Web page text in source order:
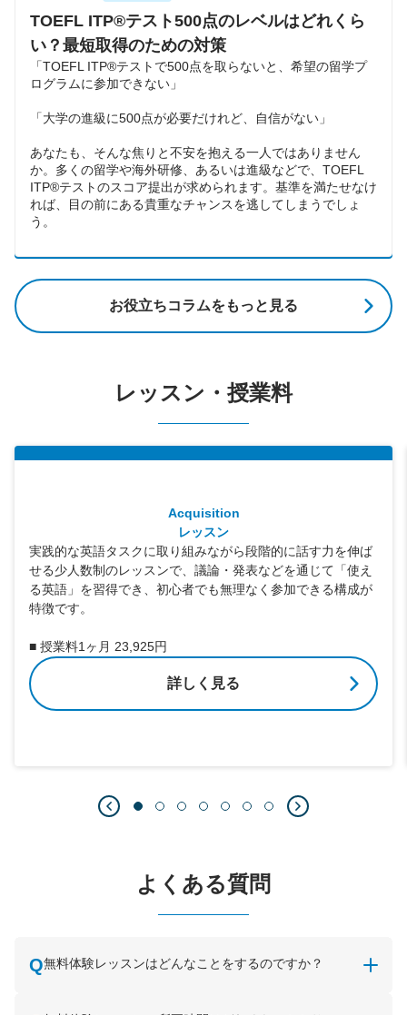
TOEFL ITP®テスト500点のレベルはどれくら
い？最短取得のための対策
「TOEFL ITP®テストで500点を取らないと、希望の留学プ
ログラムに参加できない」
「大学の進級に500点が必要だけれど、自信がない」
あなたも、そんな焦りと不安を抱える一人ではありません
か。多くの留学や海外研修、あるいは進級などで、TOEFL
ITP®テストのスコア提出が求められます。基準を満たせなけ
れば、目の前にある貴重なチャンスを逃してしまうでしょ
う。
お役立ちコラムをもっと見る
レッスン・授業料
Acquisition
レッスン
実践的な英語タスクに取り組みながら段階的に話す力を伸ば
せる少人数制のレッスンで、議論・発表などを通じて「使え
る英語」を習得でき、初心者でも無理なく参加できる構成が
特徴です。
■ 授業料1ヶ月 23,925円
詳しく見る
よくある質問
無料体験レッスンはどんなことをするのですか？